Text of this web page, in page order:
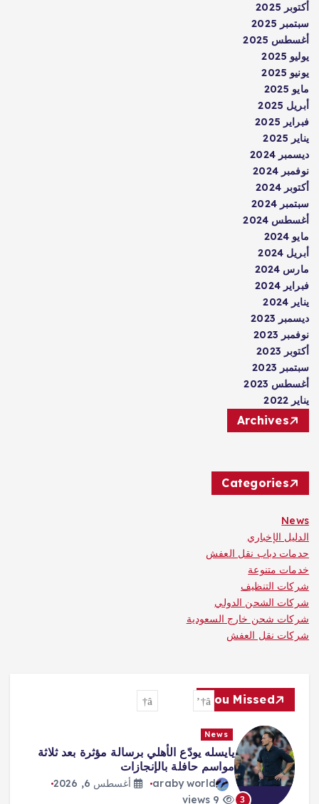
أكتوبر 2025
سبتمبر 2025
أغسطس 2025
يوليو 2025
يونيو 2025
مايو 2025
أبريل 2025
فبراير 2025
يناير 2025
ديسمبر 2024
نوفمبر 2024
أكتوبر 2024
سبتمبر 2024
أغسطس 2024
مايو 2024
أبريل 2024
مارس 2024
فبراير 2024
يناير 2024
ديسمبر 2023
نوفمبر 2023
أكتوبر 2023
سبتمبر 2023
أغسطس 2023
يناير 2022
Archives
Categories
News
الدليل الإخباري
حدمات دباب نقل العفش
خدمات متنوعة
شركات التنظيف
شركات الشحن الدولي
شركات شحن خارج السعودية
شركات نقل العفش
You Missed
3
News
يايسله يودّع الأهلي برسالة مؤثرة بعد ثلاثة
مواسم حافلة بالإنجازات
araby world
أغسطس 6, 2026